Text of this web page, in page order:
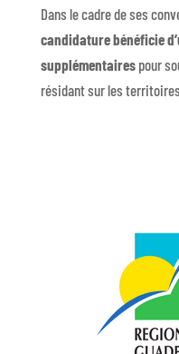
Dans le cadre de ses
candidature bénéficie
supplémentairespour
résidant sur les